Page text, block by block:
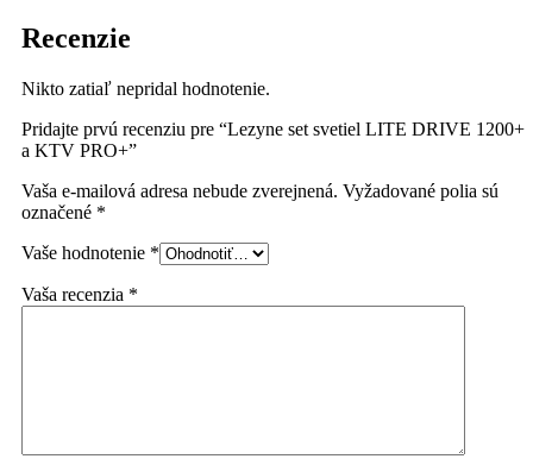
Recenzie
Nikto zatiaľ nepridal hodnotenie.
Pridajte prvú recenziu pre “Lezyne set svetiel LITE DRIVE 1200+
a KTV PRO+”
Vaša e-mailová adresa nebude zverejnená. Vyžadované polia sú
označené *
Vaše hodnotenie *
Vaša recenzia *